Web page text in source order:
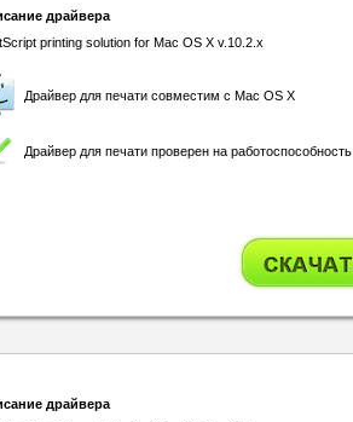
драйвера
printing solution for Mac OS X v.10.2.x
Драйвер для печати совместим с Mac OS X
Драйвер для печати проверен на работоспособность
драйвера